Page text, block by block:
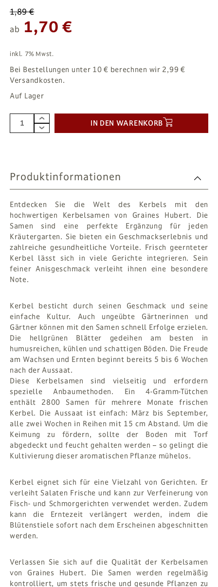
1,89 €
ab 1,70 €
inkl. 7% Mwst.
Bei Bestellungen unter 10 € berechnen wir 2,99 €
Versandkosten.
Auf Lager
IN DEN WARENKORB
Produktinformationen
Entdecken Sie die Welt des Kerbels mit den
hochwertigen Kerbelsamen von Graines Hubert. Die
Samen sind eine perfekte Ergänzung für jeden
Kräutergarten. Sie bieten ein Geschmackserlebnis und
zahlreiche gesundheitliche Vorteile. Frisch geernteter
Kerbel lässt sich in viele Gerichte integrieren. Sein
feiner Anisgeschmack verleiht ihnen eine besondere
Note.
Kerbel besticht durch seinen Geschmack und seine
einfache Kultur. Auch ungeübte Gärtnerinnen und
Gärtner können mit den Samen schnell Erfolge erzielen.
Die hellgrünen Blätter gedeihen am besten in
humusreichen, kühlen und schattigen Böden. Die Freude
am Wachsen und Ernten beginnt bereits 5 bis 6 Wochen
nach der Aussaat.
Diese Kerbelsamen sind vielseitig und erfordern
spezielle Anbaumethoden. Ein 4-Gramm-Tütchen
enthält 2800 Samen für mehrere Monate frischen
Kerbel. Die Aussaat ist einfach: März bis September,
alle zwei Wochen in Reihen mit 15 cm Abstand. Um die
Keimung zu fördern, sollte der Boden mit Torf
abgedeckt und feucht gehalten werden – so gelingt die
Kultivierung dieser aromatischen Pflanze mühelos.
Kerbel eignet sich für eine Vielzahl von Gerichten. Er
verleiht Salaten Frische und kann zur Verfeinerung von
Fisch- und Schmorgerichten verwendet werden. Zudem
kann die Erntezeit verlängert werden, indem die
Blütenstiele sofort nach dem Erscheinen abgeschnitten
werden.
Verlassen Sie sich auf die Qualität der Kerbelsamen
von Graines Hubert. Die Samen werden regelmäßig
kontrolliert, um stets frische und gesunde Pflanzen zu